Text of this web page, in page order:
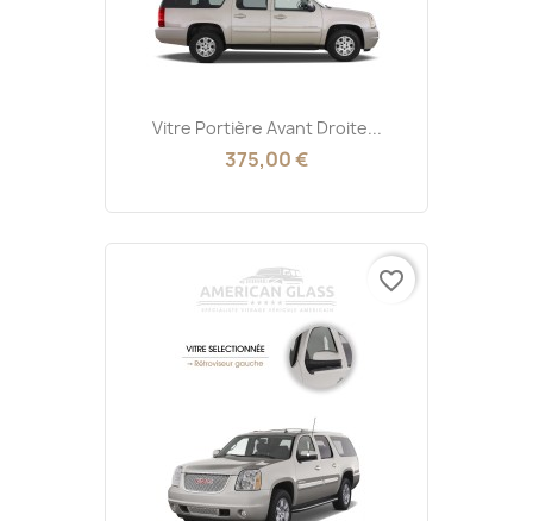
Vitre Portière Avant Droite...
375,00 €
favorite_border